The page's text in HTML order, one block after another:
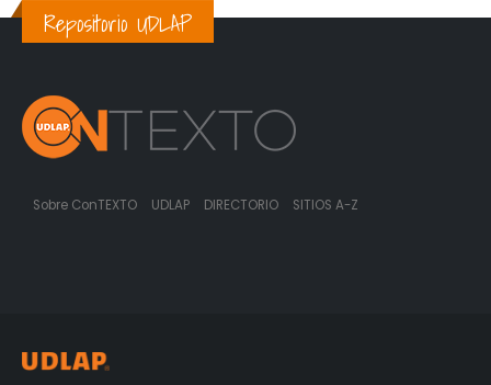
Repositorio UDLAP
Sobre ConTEXTO UDLAP DIRECTORIO SITIOS A-Z